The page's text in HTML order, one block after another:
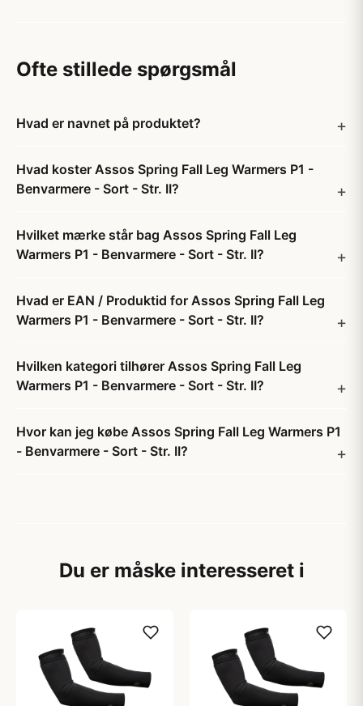
Ofte stillede spørgsmål
Hvad er navnet på produktet?
Hvad koster Assos Spring Fall Leg Warmers P1 -
Benvarmere - Sort - Str. II?
Hvilket mærke står bag Assos Spring Fall Leg
Warmers P1 - Benvarmere - Sort - Str. II?
Hvad er EAN / Produktid for Assos Spring Fall Leg
Warmers P1 - Benvarmere - Sort - Str. II?
Hvilken kategori tilhører Assos Spring Fall Leg
Warmers P1 - Benvarmere - Sort - Str. II?
Hvor kan jeg købe Assos Spring Fall Leg Warmers P1
- Benvarmere - Sort - Str. II?
Du er måske interesseret i